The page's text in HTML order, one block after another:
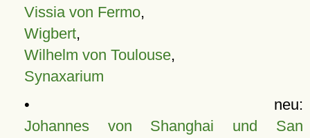
Vissia von Fermo,
Wigbert,
Wilhelm von Toulouse,
Synaxarium
• neu:
Johannes von Shanghai und San